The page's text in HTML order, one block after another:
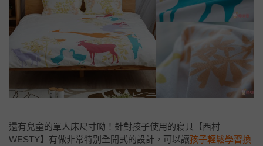
還有兒童的單人床尺寸呦！針對孩子使用的寢具【西村
WESTY】有做非常特別全開式的設計，可以讓孩子輕鬆學習換